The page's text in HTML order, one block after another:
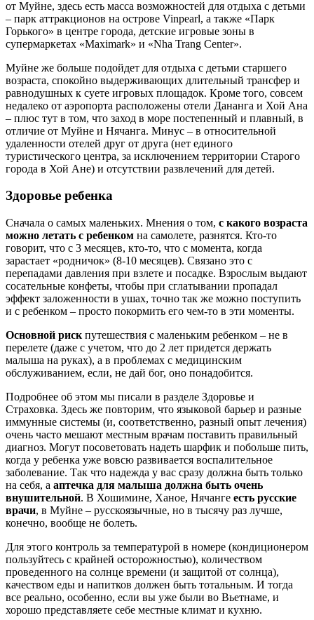
от Муйне, здесь есть масса возможностей для отдыха с детьми
– парк аттракционов на острове Vinpearl, а также «Парк
Горького» в центре города, детские игровые зоны в
супермаркетах «Maximark» и «Nha Trang Center».
Муйне же больше подойдет для отдыха с детьми старшего
возраста, спокойно выдерживающих длительный трансфер и
равнодушных к суете игровых площадок. Кроме того, совсем
недалеко от аэропорта расположены отели Дананга и Хой Ана
– плюс тут в том, что заход в море постепенный и плавный, в
отличие от Муйне и Нячанга. Минус – в относительной
удаленности отелей друг от друга (нет единого
туристического центра, за исключением территории Старого
города в Хой Ане) и отсутствии развлечений для детей.
Здоровье ребенка
Сначала о самых маленьких. Мнения о том, с какого возраста
можно летать с ребенком на самолете, разнятся. Кто-то
говорит, что с 3 месяцев, кто-то, что с момента, когда
зарастает «родничок» (8-10 месяцев). Связано это с
перепадами давления при взлете и посадке. Взрослым выдают
сосательные конфеты, чтобы при сглатывании пропадал
эффект заложенности в ушах, точно так же можно поступить
и с ребенком – просто покормить его чем-то в эти моменты.
Основной риск путешествия с маленьким ребенком – не в
перелете (даже с учетом, что до 2 лет придется держать
малыша на руках), а в проблемах с медицинским
обслуживанием, если, не дай бог, оно понадобится.
Подробнее об этом мы писали в разделе Здоровье и
Страховка. Здесь же повторим, что языковой барьер и разные
иммунные системы (и, соответственно, разный опыт лечения)
очень часто мешают местным врачам поставить правильный
диагноз. Могут посоветовать надеть шарфик и побольше пить,
когда у ребенка уже вовсю развивается воспалительное
заболевание. Так что надежда у вас сразу должна быть только
на себя, а аптечка для малыша должна быть очень
внушительной. В Хошимине, Ханое, Нячанге есть русские
врачи, в Муйне – русскоязычные, но в тысячу раз лучше,
конечно, вообще не болеть.
Для этого контроль за температурой в номере (кондиционером
пользуйтесь с крайней осторожностью), количеством
проведенного на солнце времени (и защитой от солнца),
качеством еды и напитков должен быть тотальным. И тогда
все реально, особенно, если вы уже были во Вьетнаме, и
хорошо представляете себе местные климат и кухню.